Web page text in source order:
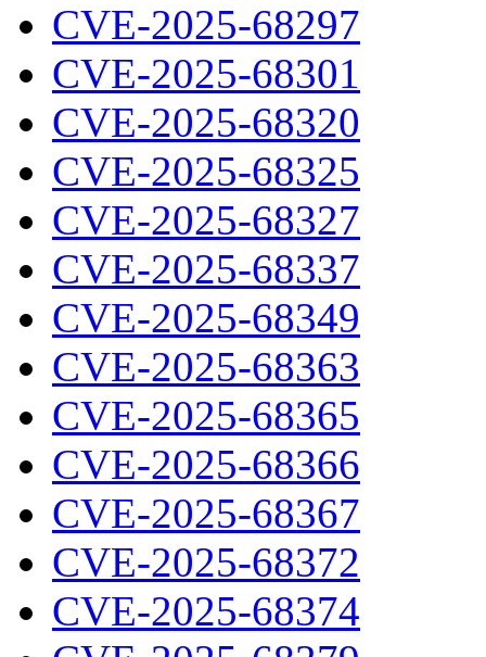
CVE-2025-68297
CVE-2025-68301
CVE-2025-68320
CVE-2025-68325
CVE-2025-68327
CVE-2025-68337
CVE-2025-68349
CVE-2025-68363
CVE-2025-68365
CVE-2025-68366
CVE-2025-68367
CVE-2025-68372
CVE-2025-68374